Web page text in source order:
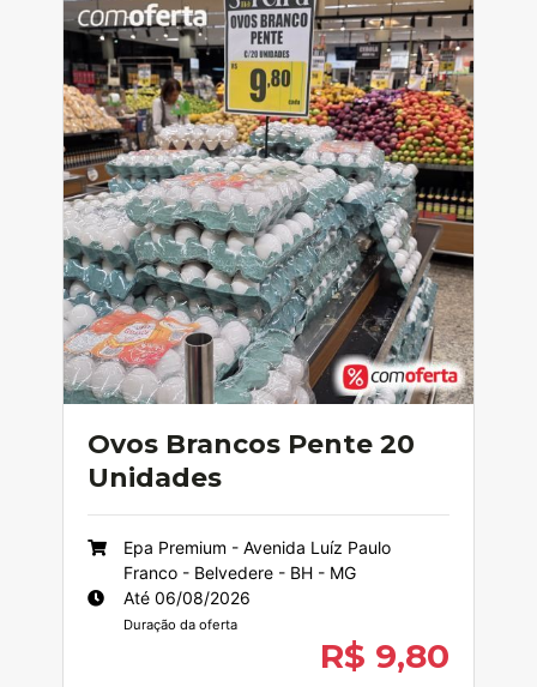
Ovos Brancos Pente 20
Unidades
Epa Premium - Avenida Luíz Paulo
Franco - Belvedere - BH - MG
Até 06/08/2026
Duração da oferta
R$ 9,80